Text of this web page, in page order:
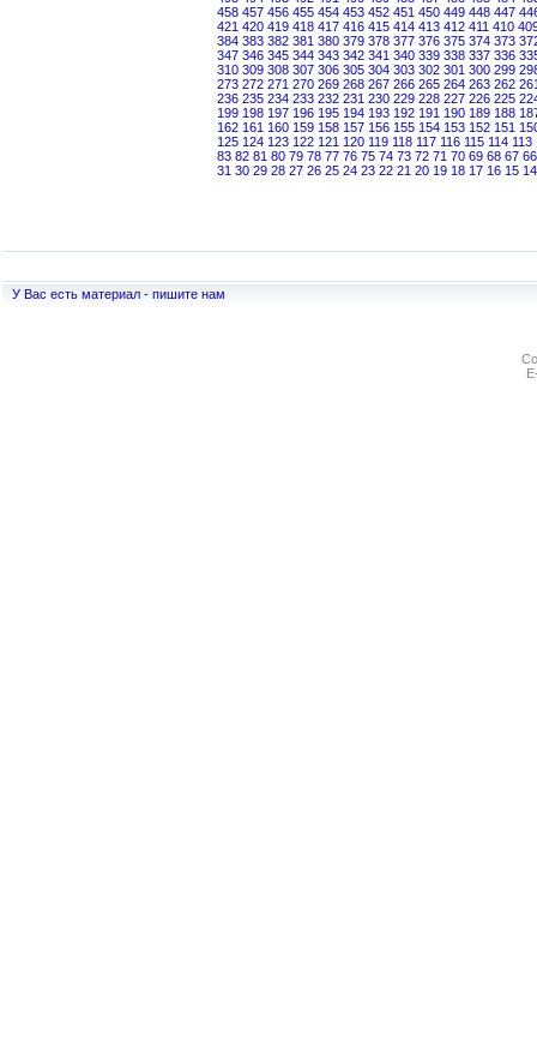
458 457 456 455 454 453 452 451 450 449 448 447
421 420 419 418 417 416 415 414 413 412 411 410
384 383 382 381 380 379 378 377 376 375 374 373
347 346 345 344 343 342 341 340 339 338 337 336
310 309 308 307 306 305 304 303 302 301 300 299
273 272 271 270 269 268 267 266 265 264 263 262
236 235 234 233 232 231 230 229 228 227 226 225
199 198 197 196 195 194 193 192 191 190 189 188
162 161 160 159 158 157 156 155 154 153 152 151
125 124 123 122 121 120 119 118 117 116 115 114 113
83 82 81 80 79 78 77 76 75 74 73 72 71 70 69 68 67 66
31 30 29 28 27 26 25 24 23 22 21 20 19 18 17 16 15 14
У Вас есть материал - пишите нам